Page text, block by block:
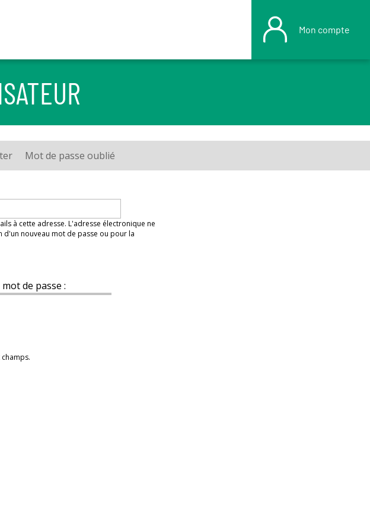
Mon compte
Mot de passe oublié
à cette adresse. L'adresse électronique ne
nouveau mot de passe ou pour la
de passe :